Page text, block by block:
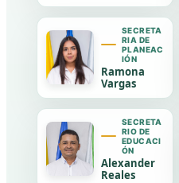
SECRETA
RIA DE
PLANEAC
IÓN
Ramona
Vargas
SECRETA
RIO DE
EDUCACI
ÓN
Alexander
Reales